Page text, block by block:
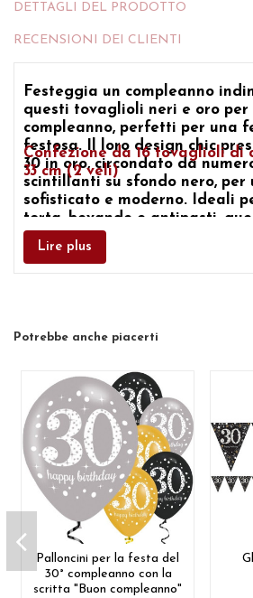
DETTAGLI DEL PRODOTTO
RECENSIONI DEI CLIENTI
Festeggia un compleanno
questi tovaglioli neri e oro per
compleanno, perfetti per una
festosa. Il loro design chic
30 in oro, circondato da
scintillanti su sfondo nero, per
sofisticato e moderno. Ideali
torta, bevande e antipasti,
aggiungono un tocco raffinato
per festeggiare il 30°
Confezione da 16 tovaglioli di
33 cm (2 veli)
Lire plus
Potrebbe anche piacerti
Palloncini per la festa del
30° compleanno con la
scritta "Buon compleanno"